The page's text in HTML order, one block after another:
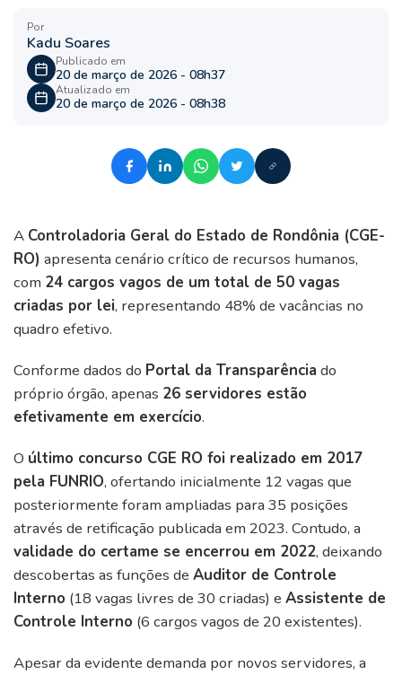
Por
Kadu Soares
Publicado em
20 de março de 2026 - 08h37
Atualizado em
20 de março de 2026 - 08h38
A Controladoria Geral do Estado de Rondônia (CGE-
RO) apresenta cenário crítico de recursos humanos,
com 24 cargos vagos de um total de 50 vagas
criadas por lei, representando 48% de vacâncias no
quadro efetivo.
Conforme dados do Portal da Transparência do
próprio órgão, apenas 26 servidores estão
efetivamente em exercício.
O último concurso CGE RO foi realizado em 2017
pela FUNRIO, ofertando inicialmente 12 vagas que
posteriormente foram ampliadas para 35 posições
através de retificação publicada em 2023. Contudo, a
validade do certame se encerrou em 2022, deixando
descobertas as funções de Auditor de Controle
Interno (18 vagas livres de 30 criadas) e Assistente de
Controle Interno (6 cargos vagos de 20 existentes).
Apesar da evidente demanda por novos servidores, a